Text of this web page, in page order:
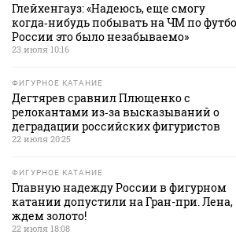
Глейхенгауз: «Надеюсь, еще смогу
когда‑нибудь побывать на ЧМ по
России это было незабываемо»
23 июля 10:16
ФИГУРНОЕ КАТАНИЕ
Дегтярев сравнил Плющенко с
релокантами из‑за высказываний о
деградации российских фигуристов
22 июля 20:25
ФИГУРНОЕ КАТАНИЕ
Главную надежду России в фигурном
катании допустили на Гран-при. Лена,
ждем золото!
22 июля 18:08